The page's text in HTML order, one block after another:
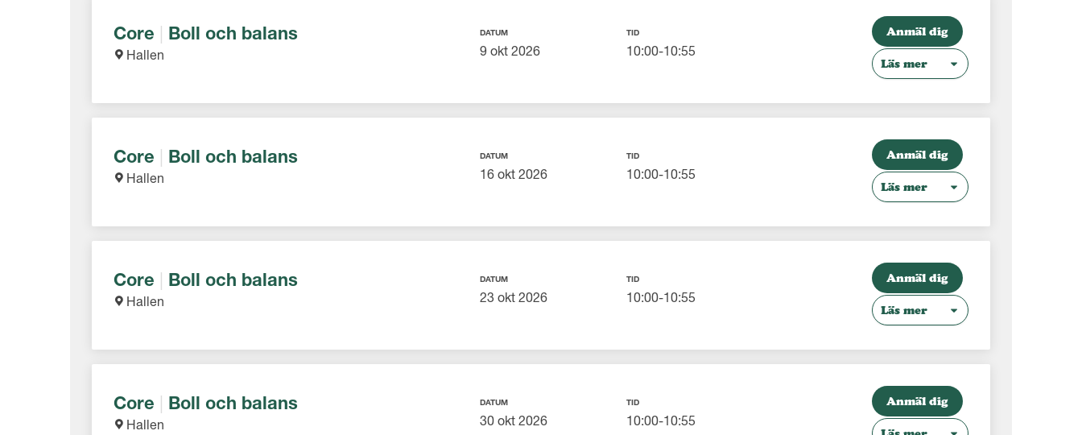
Core | Boll och balans
Hallen
DATUM
9 okt 2026
TID
10:00-10:55
Anmäl dig
Läs mer
Core | Boll och balans
Hallen
DATUM
16 okt 2026
TID
10:00-10:55
Anmäl dig
Läs mer
Core | Boll och balans
Hallen
DATUM
23 okt 2026
TID
10:00-10:55
Anmäl dig
Läs mer
Core | Boll och balans
Hallen
DATUM
30 okt 2026
TID
10:00-10:55
Anmäl dig